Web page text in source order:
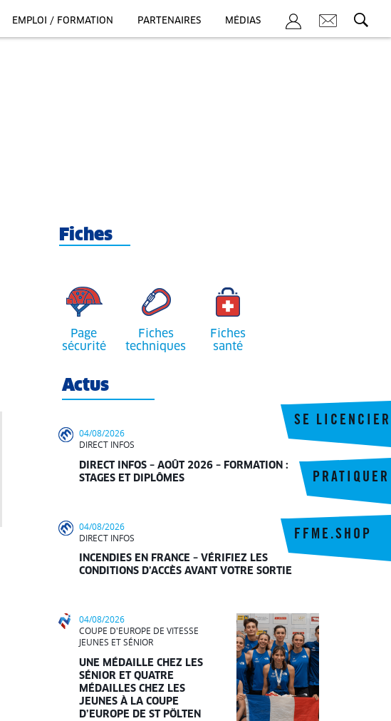
EMPLOI / FORMATION PARTENAIRES MÉDIAS
SE LICENCIER
FFME.SHOP
PRATIQUER
Fiches
Page
sécurité
Fiches
techniques
Fiches
santé
Actus
04/08/2026
DIRECT INFOS
DIRECT INFOS – AOÛT 2026 – FORMATION :
STAGES ET DIPLÔMES
04/08/2026
DIRECT INFOS
INCENDIES EN FRANCE – VÉRIFIEZ LES
CONDITIONS D’ACCÈS AVANT VOTRE SORTIE
04/08/2026
COUPE D'EUROPE DE VITESSE
JEUNES ET SÉNIOR
UNE MÉDAILLE CHEZ LES
SÉNIOR ET QUATRE
MÉDAILLES CHEZ LES
JEUNES À LA COUPE
D’EUROPE DE ST PÖLTEN